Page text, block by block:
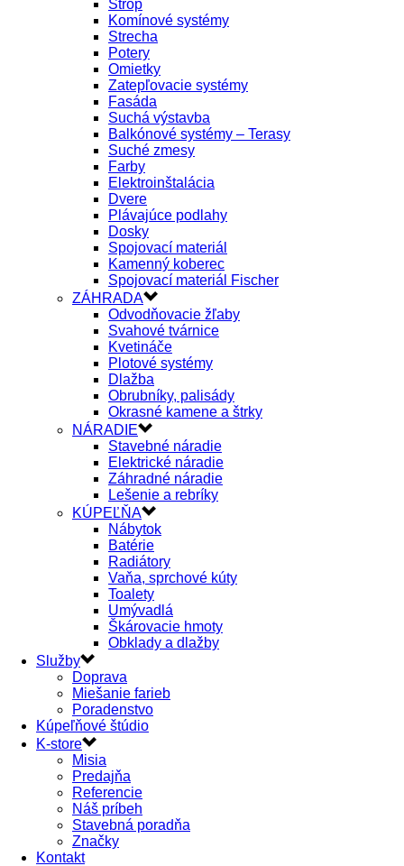
Strop
Komínové systémy
Strecha
Potery
Omietky
Zatepľovacie systémy
Fasáda
Suchá výstavba
Balkónové systémy – Terasy
Suché zmesy
Farby
Elektroinštalácia
Dvere
Plávajúce podlahy
Dosky
Spojovací materiál
Kamenný koberec
Spojovací materiál Fischer
ZÁHRADA
Odvodňovacie žľaby
Svahové tvárnice
Kvetináče
Plotové systémy
Dlažba
Obrubníky, palisády
Okrasné kamene a štrky
NÁRADIE
Stavebné náradie
Elektrické náradie
Záhradné náradie
Lešenie a rebríky
KÚPEĽŇA
Nábytok
Batérie
Radiátory
Vaňa, sprchové kúty
Toalety
Umývadlá
Škárovacie hmoty
Obklady a dlažby
Služby
Doprava
Miešanie farieb
Poradenstvo
Kúpeľňové štúdio
K-store
Misia
Predajňa
Referencie
Náš príbeh
Stavebná poradňa
Značky
Kontakt